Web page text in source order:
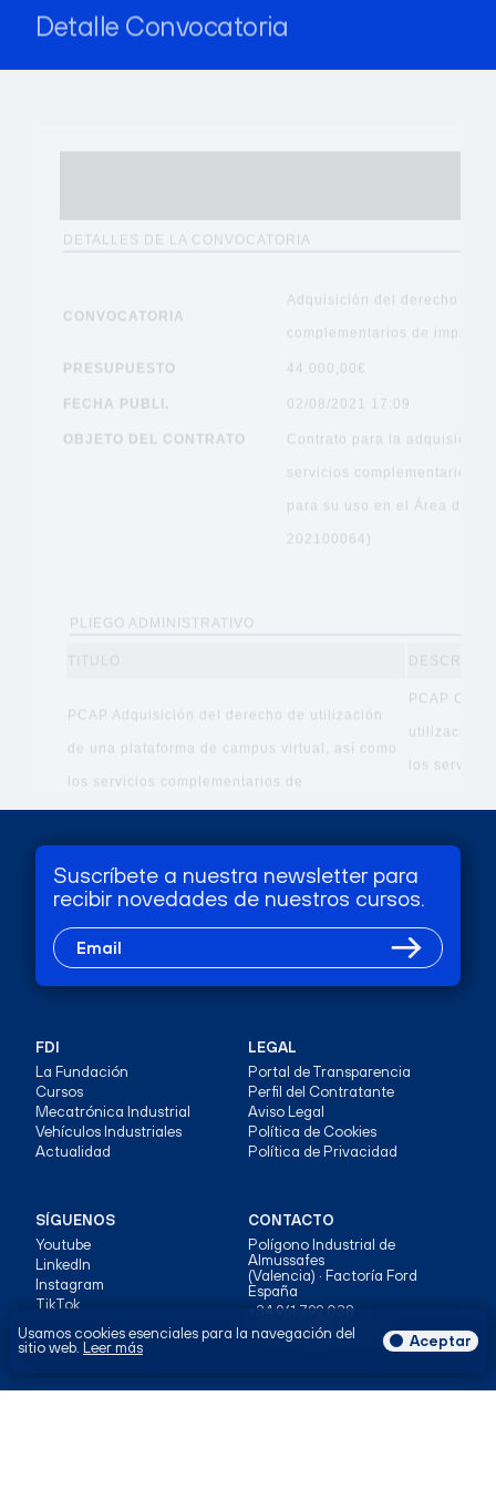
Usamos cookies esenciales para la navegación del
sitio web. Leer más Aceptar
Detalle Convocatoria
Suscríbete a nuestra newsletter para
recibir novedades de nuestros cursos.
FDI
La Fundación
Cursos
Mecatrónica Industrial
Vehículos Industriales
Actualidad
LEGAL
Portal de Transparencia
Perfil del Contratante
Aviso Legal
Política de Cookies
Política de Privacidad
SÍGUENOS
Youtube
LinkedIn
Instagram
TikTok
CONTACTO
Polígono Industrial de
Almussafes
(Valencia) · Factoría Ford
España
+34 961 792 038
formacio@ford.com